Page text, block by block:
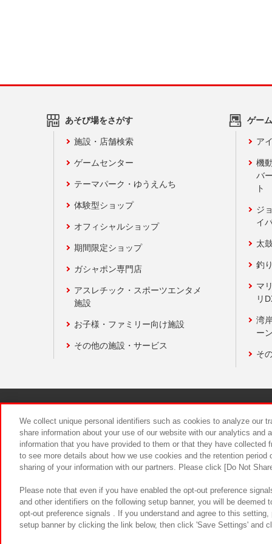
あそび場をさがす
施設・店舗検索
ゲームセンター
テーマパーク・ゆうえんち
体験型ショップ
オフィシャルショップ
期間限定ショップ
ガシャポン専門店
アスレチック・スポーツエンタメ
施設
お子様・ファミリー向け施設
その他の施設・サービス
ゲー
ア
機
バ
ト
ジ
イ
太
釣
マ
リ
湾
ー
そ
食品のご
We collect unique personal identifiers such as cookies to analyze our
share information about your use of our website with our analytics and
information that you have provided to them or that they have
to see more details about how we use cookies and the retention
sharing of your information with our partners. Please click [Do Not
Please note that even if you have enabled the opt-out preference
and other identifiers on the following setup banner, you will be
opt-out preference signals . If you understand and agree to this
setup banner by clicking the link below, then click 'Save Settings' and